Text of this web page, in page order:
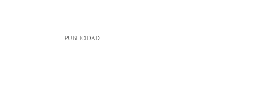
PUBLICIDAD